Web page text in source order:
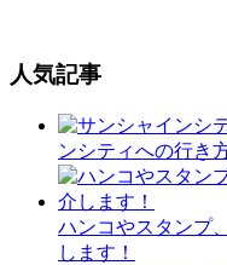
人気記事
ンシティへの行き
ハンコやスタンプ
します！